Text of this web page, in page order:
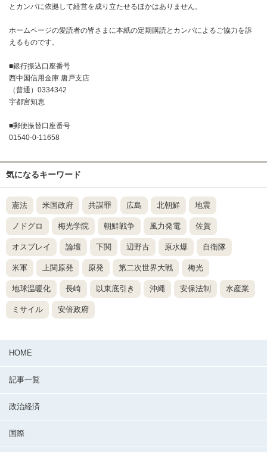
とカンパに依拠して経営を成り立たせるほかはありません。
ホームページの愛読者の皆さまに本紙の定期購読とカンパによるご協力を訴
えるものです。
■銀行振込口座番号
西中国信用金庫 唐戸支店
（普通）0334342
宇都宮知恵
■郵便振替口座番号
01540-0-11658
気になるキーワード
憲法 米国政府 共謀罪 広島 北朝鮮 地震
ノドグロ 梅光学院 朝鮮戦争 風力発電 佐賀
オスプレイ 論壇 下関 辺野古 原水爆 自衛隊
米軍 上関原発 原発 第二次世界大戦 梅光
地球温暖化 長崎 以東底引き 沖縄 安保法制 水産業
ミサイル 安倍政府
HOME
記事一覧
政治経済
国際